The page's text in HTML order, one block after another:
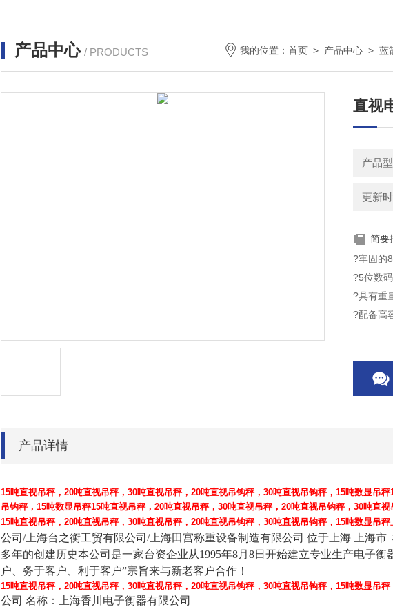
产品中心 / PRODUCTS 我的位置： 首页 > 产品中心 > 蓝
直视
产品
更新
简要
?牢固的
?5位数
?具有重
?配备高
产品详情
15吨直视吊秤，20吨直视吊秤，30吨直视吊秤，20吨直视吊钩秤，30吨直视吊钩秤，15吨数显吊秤
吊钩秤，15吨数显吊秤15吨直视吊秤，20吨直视吊秤，30吨直视吊秤，20吨直视吊钩秤，30吨直
15吨直视吊秤，20吨直视吊秤，30吨直视吊秤，20吨直视吊钩秤，30吨直视吊钩秤，15吨数显吊秤
公司 /上海台之衡工贸有限公司 /上海田宫称重设备制造有限公司 位于上海 上海市
多年的创建历史本公司是一家台资企业从1995年8月 8日 开始建立专业生产电子衡
户、务于客户、利于客户”宗旨来与新老客户合作！
15吨直视吊秤，20吨直视吊秤，30吨直视吊秤，20吨直视吊钩秤，30吨直视吊钩秤，15吨数显吊秤
公司 名称：上海香川电子衡器有限公司